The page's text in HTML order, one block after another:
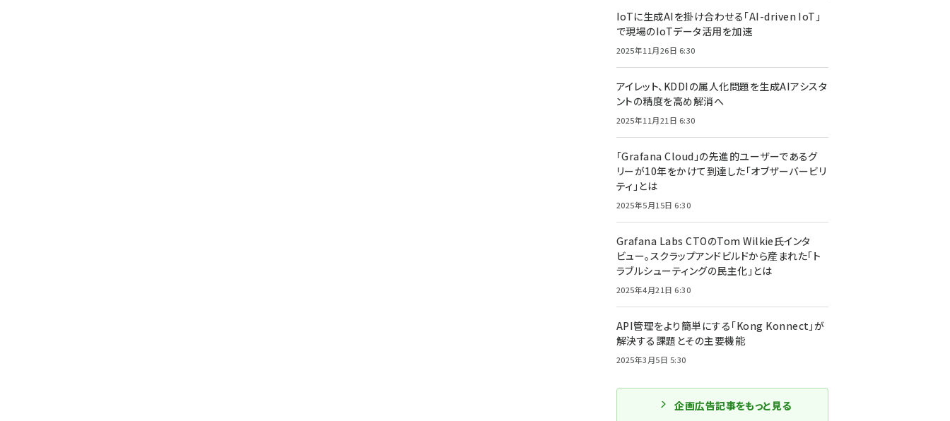
IoTに生成AIを掛け合わせる「AI-driven IoT」
で現場のIoTデータ活用を加速
2025年11月26日 6:30
アイレット、KDDIの属人化問題を生成AIアシスタ
ントの精度を高め解消へ
2025年11月21日 6:30
「Grafana Cloud」の先進的ユーザーであるグ
リーが10年をかけて到達した「オブザーバービリ
ティ」とは
2025年5月15日 6:30
Grafana Labs CTOのTom Wilkie氏インタ
ビュー。スクラップアンドビルドから産まれた「ト
ラブルシューティングの民主化」とは
2025年4月21日 6:30
API管理をより簡単にする「Kong Konnect」が
解決する課題とその主要機能
2025年3月5日 5:30
企画広告記事をもっと見る